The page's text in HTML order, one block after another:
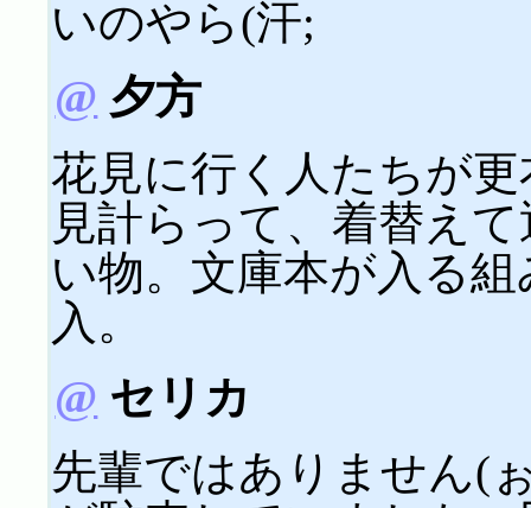
いのやら(汗;
@ 夕方
花見に行く人たちが
見計らって、着替え
い物。文庫本が入る
入。
@ セリカ
先輩ではありません(